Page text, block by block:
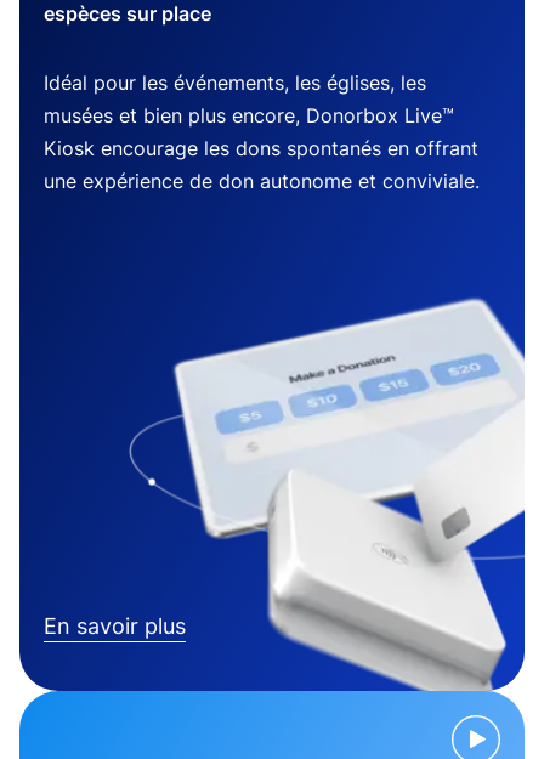
espèces sur place
Idéal pour les événements, les églises, les
musées et bien plus encore, Donorbox Live™
Kiosk encourage les dons spontanés en offrant
une expérience de don autonome et conviviale.
En savoir plus